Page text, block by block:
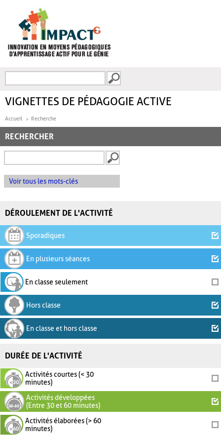
FORMULAIRE DE
VIGNETTES DE PÉDAGOGIE ACTIVE
Accueil Recherche
RECHERCHER
Voir tous les mots-clés
DÉROULEMENT DE L'ACTIVITÉ
Sporadiques
En plusieurs séances
En classe seulement
Hors classe
En classe et hors classe
DURÉE DE L'ACTIVITÉ
Activités courtes (< 30
minutes)
Activités développées
(Entre 30 et 60 minutes)
Activités élaborées (> 60
minutes)